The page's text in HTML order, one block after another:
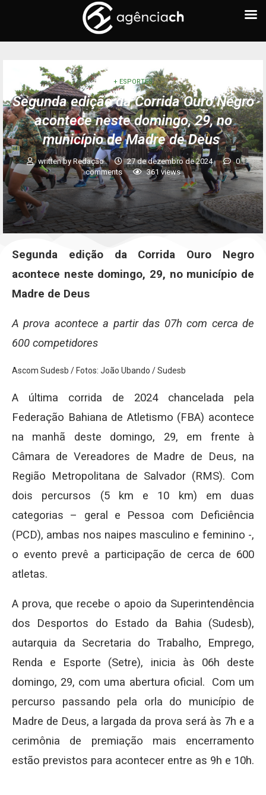
+ ESPORTES
Segunda edição da Corrida Ouro Negro
acontece neste domingo, 29, no
município de Madre de Deus
written byRedação 27 de dezembro de 2024
0
comments
361 views
Segunda edição da Corrida Ouro Negro
acontece neste domingo, 29, no município de
Madre de Deus
A prova acontece a partir das 07h com cerca de
600 competidores
Ascom Sudesb / Fotos: João Ubando / Sudesb
A última corrida de 2024 chancelada pela
Federação Bahiana de Atletismo (FBA) acontece
na manhã deste domingo, 29, em frente à
Câmara de Vereadores de Madre de Deus, na
Região Metropolitana de Salvador (RMS). Com
dois percursos (5 km e 10 km) em duas
categorias – geral e Pessoa com Deficiência
(PCD), ambas nos naipes masculino e feminino -,
o evento prevê a participação de cerca de 600
atletas.
A prova, que recebe o apoio da Superintendência
dos Desportos do Estado da Bahia (Sudesb),
autarquia da Secretaria do Trabalho, Emprego,
Renda e Esporte (Setre), inicia às 06h deste
domingo, 29, com uma abertura oficial. Com um
percurso passando pela orla do município de
Madre de Deus, a largada da prova será às 7h e a
cerimônia de premiação mais encerramento
estão previstos para acontecer entre as 9h e 10h.